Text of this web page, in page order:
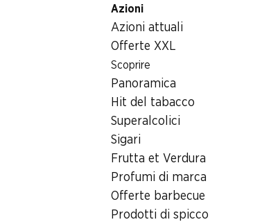
Azioni
Azioni attuali
Offerte XXL
Scoprire
Panoramica
Hit del tabacco
Superalcolici
Sigari
Frutta et Verdura
Profumi di marca
Offerte barbecue
Prodotti di spicco
Varie